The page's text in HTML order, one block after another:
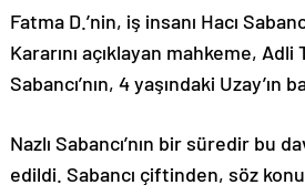
Fatma D.’nin, iş insanı Hacı
Kararını açıklayan mahkeme,
Sabancı’nın, 4 yaşındaki
Nazlı Sabancı’nın bir süredir bu
edildi. Sabancı çiftinden, söz